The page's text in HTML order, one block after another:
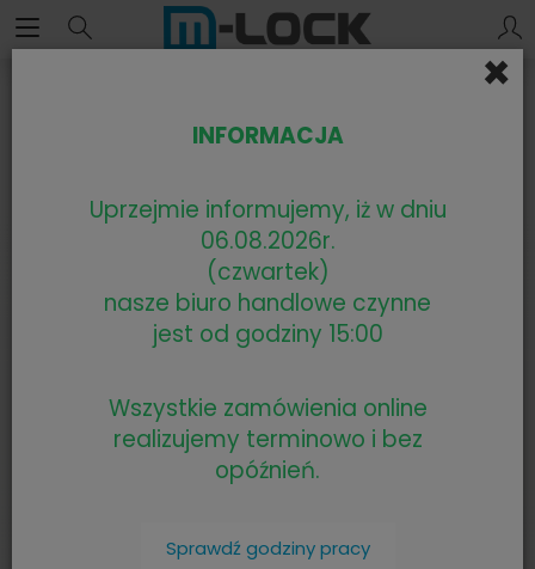
×
INFORMACJA
Uprzejmie informujemy, iż w dniu
06.08.2026r.
(czwartek)
nasze biuro handlowe czynne
jest od godziny 15:00
Wszystkie zamówienia online
realizujemy terminowo i bez
opóźnień.
Sprawdź godziny pracy